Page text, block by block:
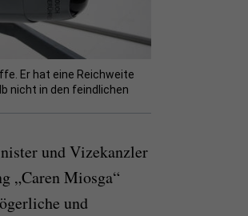
Er hat eine Reichweite
nicht in den feindlichen
und Vizekanzler
„Caren Miosga“
und